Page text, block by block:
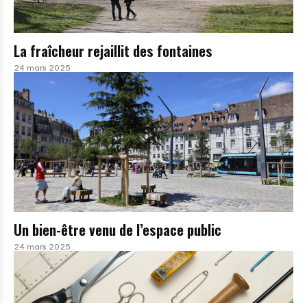
La fraîcheur rejaillit des fontaines
24 mars 2025
Un bien-être venu de l’espace public
24 mars 2025